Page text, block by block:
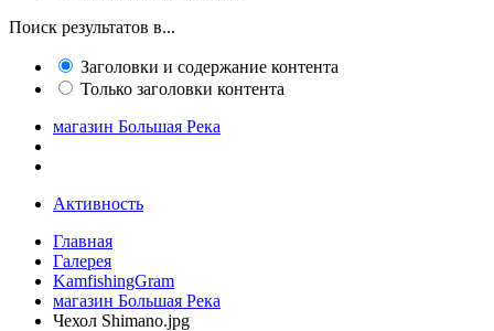
Поиск результатов в...
Заголовки и содержание контента
Только заголовки контента
магазин Большая Река
Активность
Главная
Галерея
KamfishingGram
магазин Большая Река
Чехол Shimano.jpg